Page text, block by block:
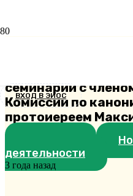
ВХОД В ЭИОС
семинарии с
Комиссии по
протоиереем
деятельности
3 года назад